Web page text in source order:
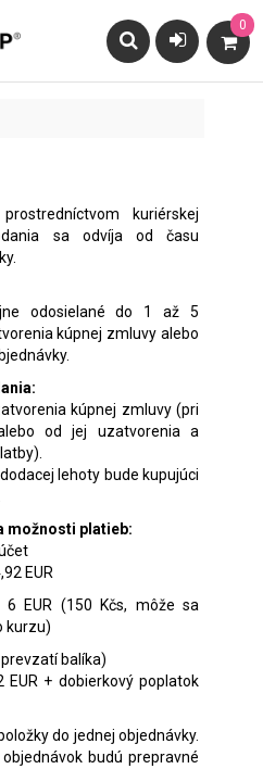
0
kuriérskej
sa odvíja od času
odosielané do 1 až 5
kúpnej zmluvy alebo
kúpnej zmluvy (pri
od jej uzatvorenia a
lehoty bude kupujúci
možnosti platieb:
EUR
6 EUR (150 Kčs, môže sa
kurzu)
balíka)
EUR + dobierkový poplatok
do jednej objednávky.
budú prepravné